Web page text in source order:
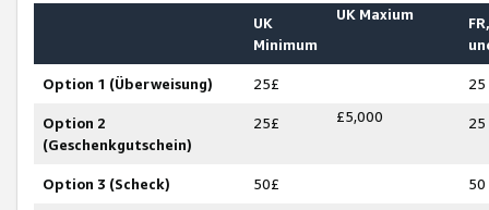
UK
Minimum
UK Maxium
Option 1 (Überweisung) 25£ 25
Option 2
(Geschenkgutschein)
25£ £5,000 25
Option 3 (Scheck) 50£ 50